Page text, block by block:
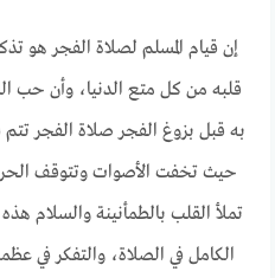
إن قيام المسلم لصلاة الفجر هو
قلبه من كل متع الدنيا، وأن حب
به قبل بزوغ الفجر صلاة الفجر
حيث تخفت الأصوات وتتوقف
تملأ القلب بالطمأنينة والسلام
الكامل في الصلاة، والتفكر في